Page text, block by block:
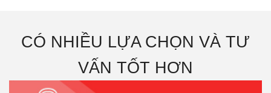
CÓ NHIỀU LỰA CHỌN VÀ TƯ
VẤN TỐT HƠN